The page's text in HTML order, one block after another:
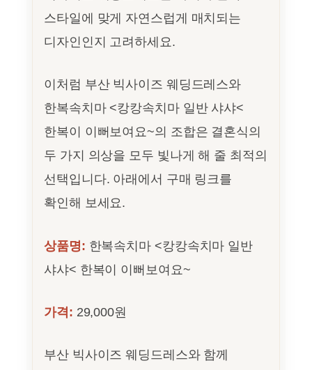
스타일에 맞게 자연스럽게 매치되는
디자인인지 고려하세요.
이처럼 부산 빅사이즈 웨딩드레스와
한복속치마 <캉캉속치마 일반 샤샤<
한복이 이뻐보여요~의 조합은 결혼식의
두 가지 의상을 모두 빛나게 해 줄 최적의
선택입니다. 아래에서 구매 링크를
확인해 보세요.
상품명: 한복속치마 <캉캉속치마 일반
샤샤< 한복이 이뻐보여요~
가격: 29,000원
부산 빅사이즈 웨딩드레스와 함께